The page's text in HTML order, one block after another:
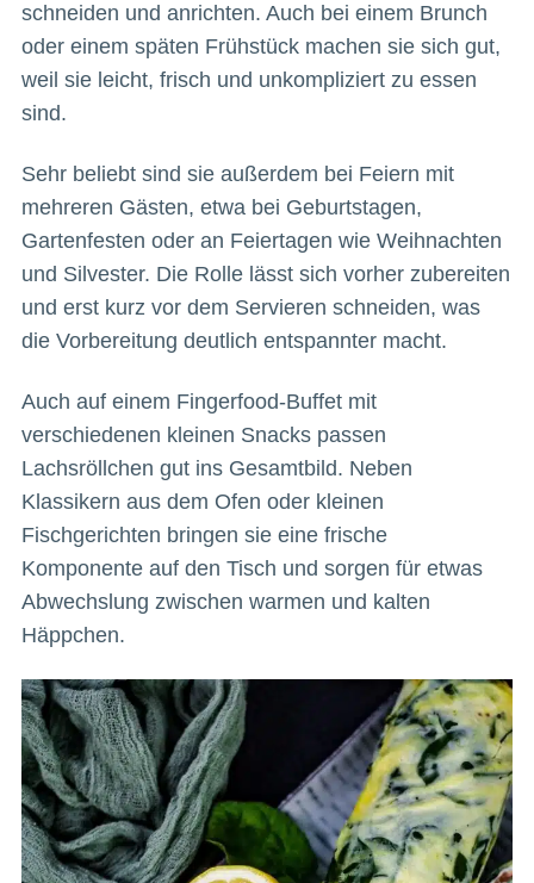
schneiden und anrichten. Auch bei einem Brunch
oder einem späten Frühstück machen sie sich gut,
weil sie leicht, frisch und unkompliziert zu essen
sind.
Sehr beliebt sind sie außerdem bei Feiern mit
mehreren Gästen, etwa bei Geburtstagen,
Gartenfesten oder an Feiertagen wie Weihnachten
und Silvester. Die Rolle lässt sich vorher zubereiten
und erst kurz vor dem Servieren schneiden, was
die Vorbereitung deutlich entspannter macht.
Auch auf einem Fingerfood-Buffet mit
verschiedenen kleinen Snacks passen
Lachsröllchen gut ins Gesamtbild. Neben
Klassikern aus dem Ofen oder kleinen
Fischgerichten bringen sie eine frische
Komponente auf den Tisch und sorgen für etwas
Abwechslung zwischen warmen und kalten
Häppchen.